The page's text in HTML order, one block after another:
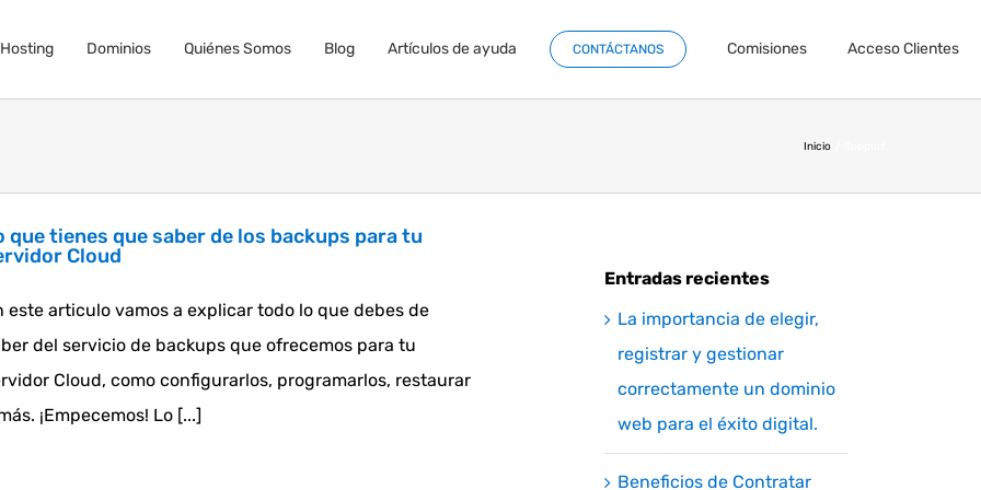
Hosting Dominios Quiénes Somos Blog Artículos de ayuda CONTÁCTANOS Comisiones Acceso Clientes
Inicio
que tienes que saber de los backups para tu
Cloud
este articulo vamos a explicar todo lo que debes de
del servicio de backups que ofrecemos para tu
Cloud, como configurarlos, programarlos, restaurar
¡Empecemos! Lo [...]
Entradas recientes
La importancia de elegir,
registrar y gestionar
correctamente un dominio
web para el éxito digital.
Beneficios de Contratar